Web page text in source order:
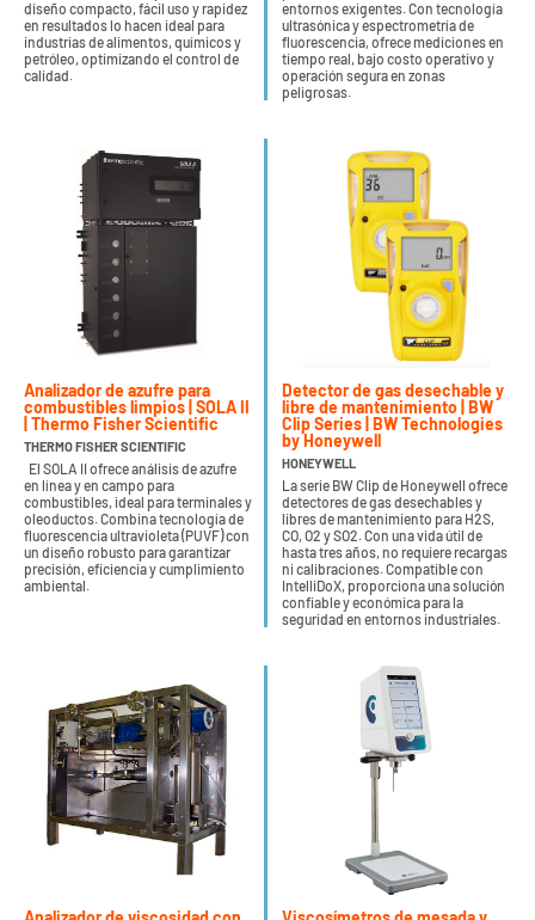
diseño compacto, fácil uso y rapidez
en resultados lo hacen ideal para
industrias de alimentos, químicos y
petróleo, optimizando el control de
calidad.
entornos exigentes. Con tecnología
ultrasónica y espectrometría de
fluorescencia, ofrece mediciones en
tiempo real, bajo costo operativo y
operación segura en zonas
peligrosas.
Analizador de azufre para
combustibles limpios | SOLA II
| Thermo Fisher Scientific
THERMO FISHER SCIENTIFIC
El SOLA II ofrece análisis de azufre
en línea y en campo para
combustibles, ideal para terminales y
oleoductos. Combina tecnología de
fluorescencia ultravioleta (PUVF) con
un diseño robusto para garantizar
precisión, eficiencia y cumplimiento
ambiental.
Detector de gas desechable y
libre de mantenimiento | BW
Clip Series | BW Technologies
by Honeywell
HONEYWELL
La serie BW Clip de Honeywell ofrece
detectores de gas desechables y
libres de mantenimiento para H2S,
CO, O2 y SO2. Con una vida útil de
hasta tres años, no requiere recargas
ni calibraciones. Compatible con
IntelliDoX, proporciona una solución
confiable y económica para la
seguridad en entornos industriales.